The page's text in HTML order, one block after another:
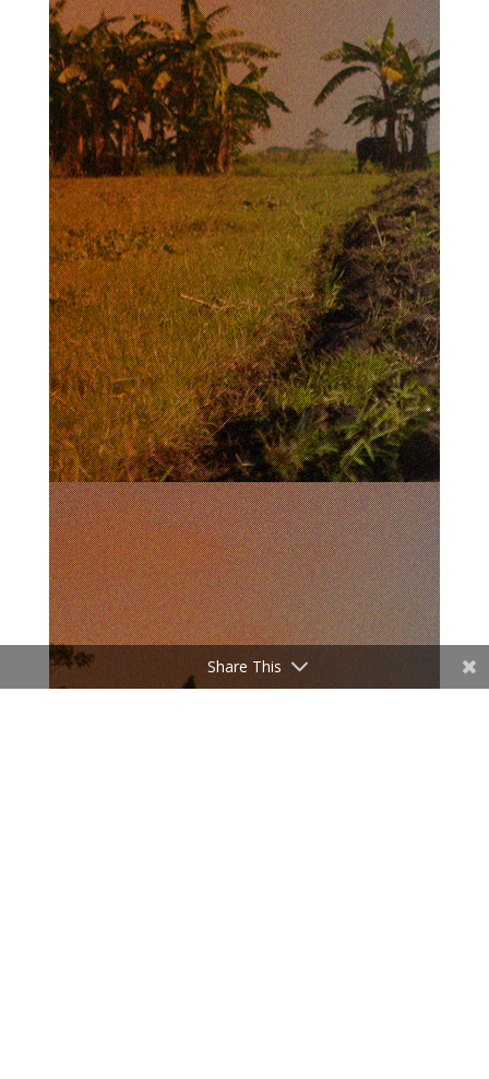
Share This